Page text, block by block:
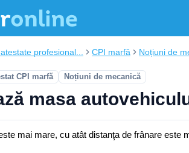
profesional... CPI marfă Noțiuni de
CPI marfă Noțiuni de mecanică
masa
mai mare, cu atât distanţa de frânare este